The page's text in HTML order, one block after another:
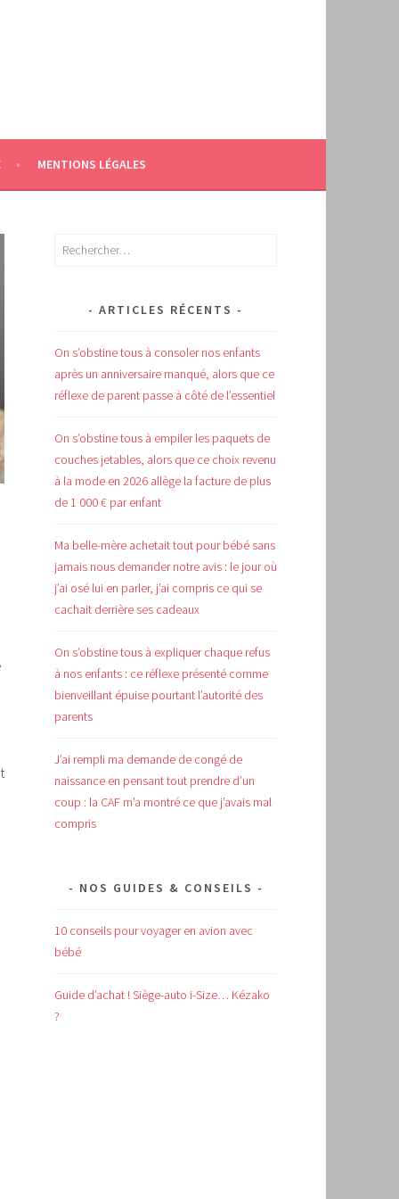
MENTIONS LÉGALES
Rechercher :
ARTICLES RÉCENTS
On s’obstine tous à consoler nos enfants
après un anniversaire manqué, alors que ce
réflexe de parent passe à côté de l’essentiel
On s’obstine tous à empiler les paquets de
couches jetables, alors que ce choix revenu
à la mode en 2026 allège la facture de plus
de 1 000 € par enfant
Ma belle-mère achetait tout pour bébé sans
jamais nous demander notre avis : le jour où
j’ai osé lui en parler, j’ai compris ce qui se
cachait derrière ses cadeaux
On s’obstine tous à expliquer chaque refus
à nos enfants : ce réflexe présenté comme
bienveillant épuise pourtant l’autorité des
parents
J’ai rempli ma demande de congé de
naissance en pensant tout prendre d’un
coup : la CAF m’a montré ce que j’avais mal
compris
NOS GUIDES & CONSEILS
10 conseils pour voyager en avion avec
bébé
Guide d’achat ! Siège-auto i-Size… Kézako
?